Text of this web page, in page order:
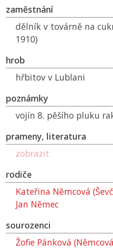
zaměstnání
dělník v továrně na
1910)
hrob
hřbitov v Lublani
poznámky
vojín 8. pěšího pluku
prameny, literatura
zobrazit
rodiče
Kateřina Němcová
Jan Němec
sourozenci
Žofie Pánková